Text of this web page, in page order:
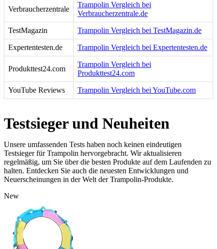
Verbraucherzentrale
Trampolin Vergleich bei
Verbraucherzentrale.de
TestMagazin Trampolin Vergleich bei TestMagazin.de
Expertentesten.de Trampolin Vergleich bei Expertentesten.de
Produkttest24.com
Trampolin Vergleich bei
Produkttest24.com
YouTube Reviews Trampolin Vergleich bei YouTube.com
Testsieger und Neuheiten
Unsere umfassenden Tests haben noch keinen eindeutigen
Testsieger für Trampolin hervorgebracht. Wir aktualisieren
regelmäßig, um Sie über die besten Produkte auf dem Laufenden zu
halten. Entdecken Sie auch die neuesten Entwicklungen und
Neuerscheinungen in der Welt der Trampolin-Produkte.
New